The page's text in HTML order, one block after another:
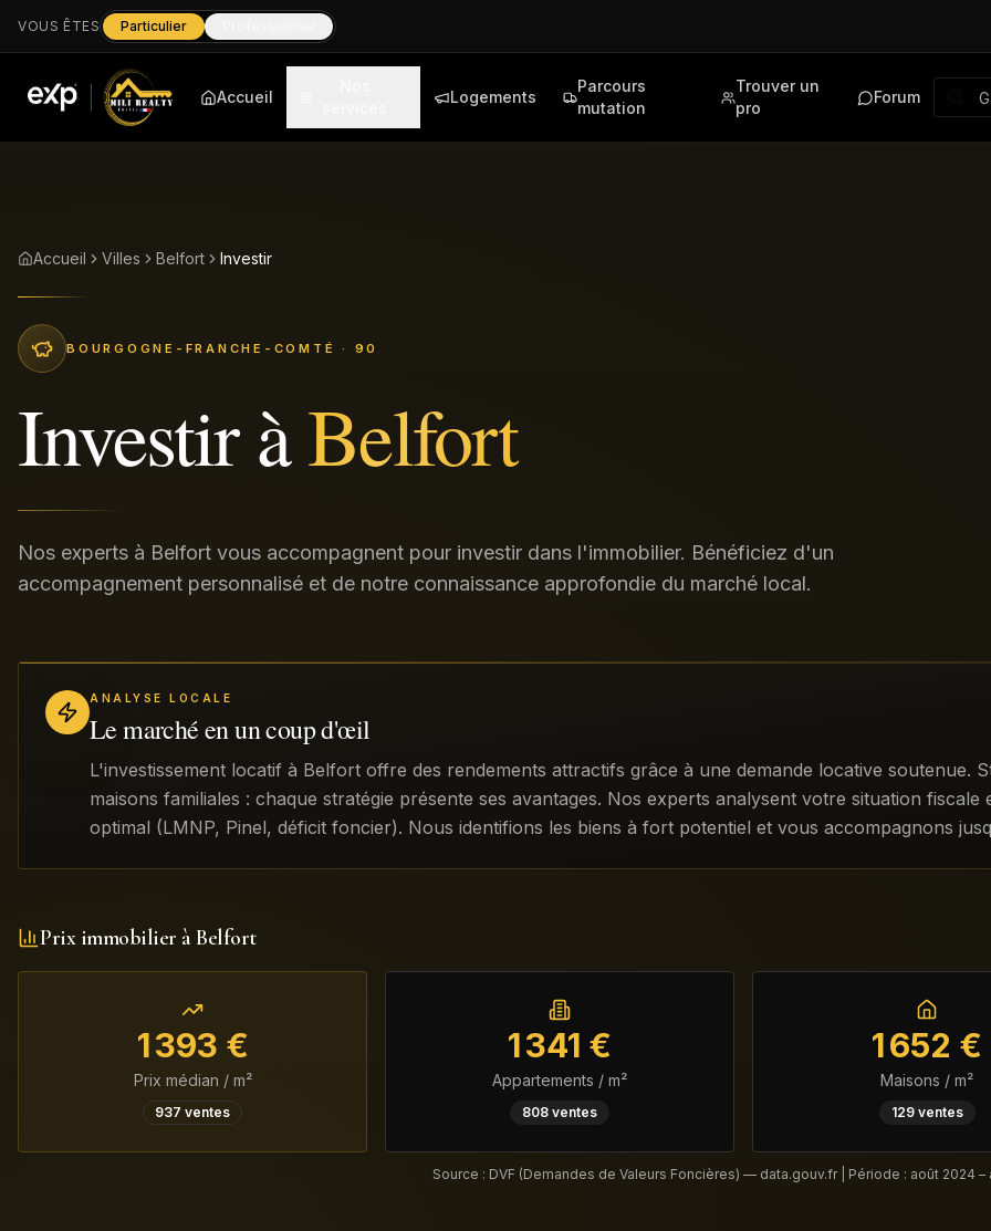
VOUS ÊTES Particulier
Accueil Logements
Parcours
mutation
Trouver un
pro
Forum
Accueil Villes Belfort Investir
BOURGOGNE-FRANCHE-COMTÉ · 90
InvestiràBelfort
Nos experts à Belfort vous accompagnent pour investir dans l'immobilier. Bénéficiez d'un
accompagnement personnalisé et de notre connaissance approfondie du marché local.
ANALYSE LOCALE
Le marché en un coup d'œil
L'investissement locatif à Belfort offre des rendements attractifs grâce à une demande locative soutenue.
maisons familiales : chaque stratégie présente ses avantages. Nos experts analysent votre situation
optimal (LMNP, Pinel, déficit foncier). Nous identifions les biens à fort potentiel et vous accompagnons
Prix immobilier à Belfort
1 393 €
Prix médian / m²
937 ventes
1 341 €
Appartements / m²
808 ventes
1 652 €
Maisons / m²
129ventes
Source : DVF (Demandes de Valeurs Foncières) — data.gouv.fr | Période : août 2024 –